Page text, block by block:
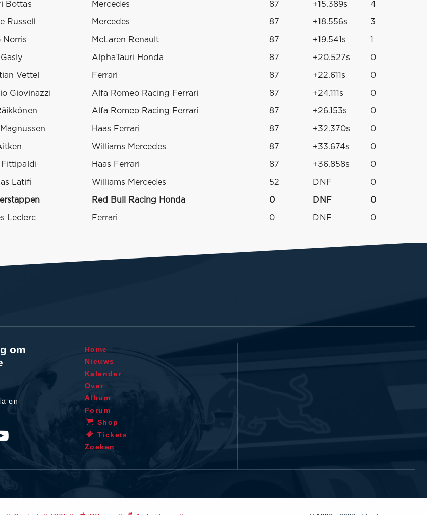
Bottas Mercedes 87 +15.389s 4
Russell Mercedes 87 +18.556s 3
Norris McLaren Renault 87 +19.541s 1
AlphaTauri Honda 87 +20.527s 0
Vettel Ferrari 87 +22.611s 0
Giovinazzi Alfa Romeo Racing Ferrari 87 +24.111s 0
Alfa Romeo Racing Ferrari 87 +26.153s 0
Haas Ferrari 87 +32.370s 0
Williams Mercedes 87 +33.674s 0
Fittipaldi Haas Ferrari 87 +36.858s 0
Latifi Williams Mercedes 52 DNF 0
Red Bull Racing Honda 0 DNF 0
Leclerc Ferrari 0 DNF 0
om
en
Home
Nieuws
Kalender
Over
Album
Forum
Shop
Tickets
Zoeken